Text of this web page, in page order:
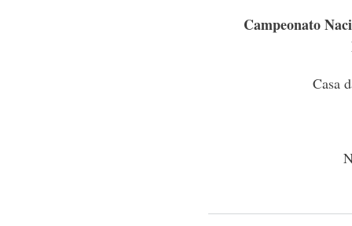
Campeonato
Casa